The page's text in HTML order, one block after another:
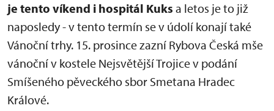
je tento víkend i hospitál Kuks a letos je to již
naposledy - v tento termín se v údolí konají také
Vánoční trhy. 15. prosince zazní Rybova Česká mše
vánoční v kostele Nejsvětější Trojice v podání
Smíšeného pěveckého sbor Smetana Hradec
Králové.